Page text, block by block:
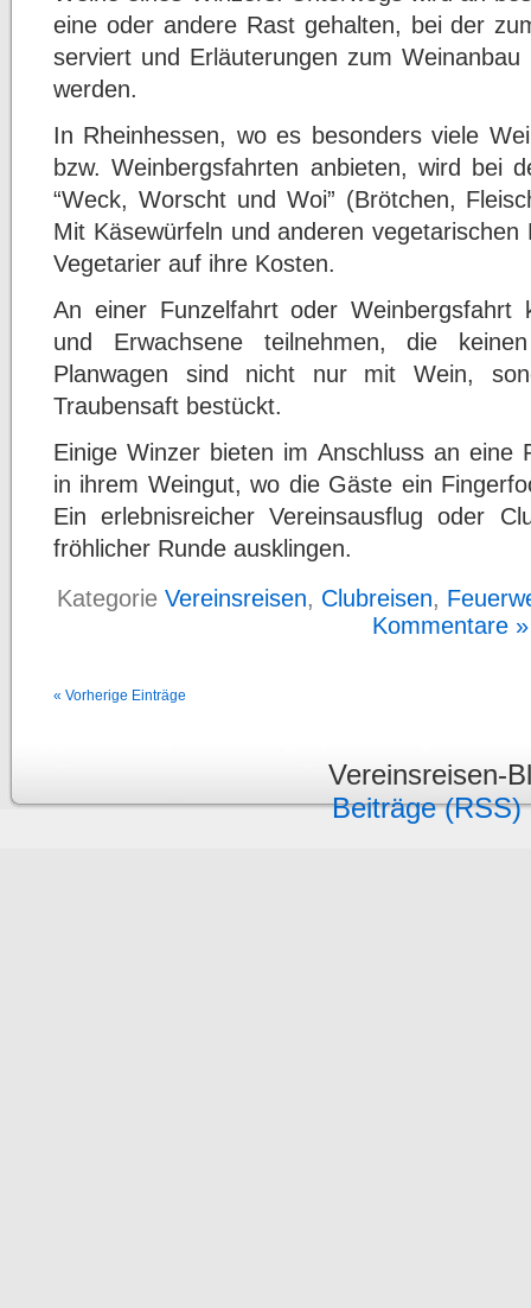
eine oder andere Rast gehalten, bei der
serviert und Erläuterungen zum
werden.
In Rheinhessen, wo es besonders viele
bzw. Weinbergsfahrten anbieten, wird bei
“Weck, Worscht und Woi” (Brötchen,
Mit Käsewürfeln und anderen
Vegetarier auf ihre Kosten.
An einer Funzelfahrt oder Weinbergsfahrt
und Erwachsene teilnehmen, die
Planwagen sind nicht nur mit Wein,
Traubensaft bestückt.
Einige Winzer bieten im Anschluss an eine
in ihrem Weingut, wo die Gäste ein
Ein erlebnisreicher Vereinsausflug oder
fröhlicher Runde ausklingen.
Kategorie Vereinsreisen, Clubreisen,
Kommentare »
« Vorherige Einträge
Vereinsreisen-
Beiträge (RSS)